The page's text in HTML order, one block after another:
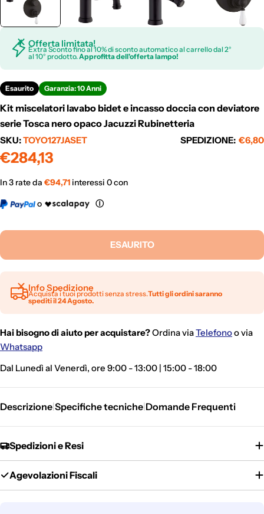
Offerta limitata!
Extra Sconto fino al 10% di sconto automatico al carrello dal 2°
al 10° prodotto.Approfitta dell'offerta lampo!
Esaurito Garanzia: 10 Anni
Kit miscelatori lavabo bidet e incasso doccia con deviatore
serie Tosca nero opaco Jacuzzi Rubinetteria
SKU:TOYO127JASET SPEDIZIONE: €6,80
Prezzo
€284,13
In 3 rate da €94,71 interessi 0 con
o
Ⓘ
ESAURITO
Info Spedizione
Acquista i tuoi prodotti senza stress.Tutti gli ordini saranno
spediti il 24 Agosto.
Hai bisogno di aiuto per acquistare?Ordina viaTelefonoo via
Whatsapp
Dal Lunedì al Venerdì, ore 9:00 - 13:00 | 15:00 - 18:00
Descrizione Specifiche tecniche Domande Frequenti
Spedizioni e Resi
Agevolazioni Fiscali